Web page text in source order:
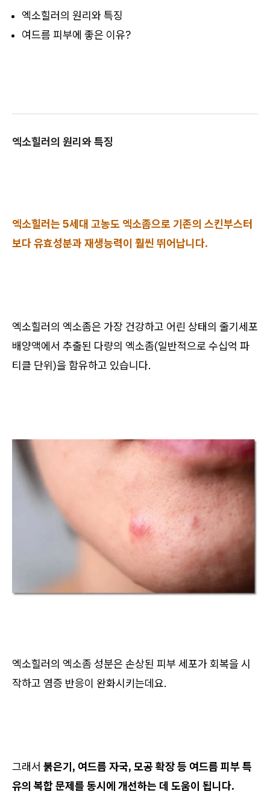
엑소힐러의 원리와 특징
여드름 피부에 좋은 이유?
엑소힐러의 원리와 특징
엑소힐러는 5세대 고농도 엑소좀으로 기존의 스킨부스터
보다 유효성분과 재생능력이 훨씬 뛰어납니다.
엑소힐러의 엑소좀은 가장 건강하고 어린 상태의 줄기세포
배양액에서 추출된 다량의 엑소좀(일반적으로 수십억 파
티클 단위)을 함유하고 있습니다.
엑소힐러의 엑소좀 성분은 손상된 피부 세포가 회복을 시
작하고 염증 반응이 완화시키는데요.
그래서 붉은기, 여드름 자국, 모공 확장 등 여드름 피부 특
유의 복합 문제를 동시에 개선하는 데 도움이 됩니다.